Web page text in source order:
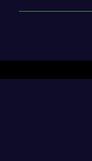
поднимает